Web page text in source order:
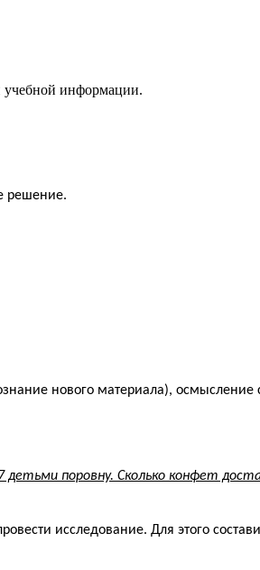
учебной информации.
решение.
нового материала),
поровну. Сколько конфет
исследование. Для этого